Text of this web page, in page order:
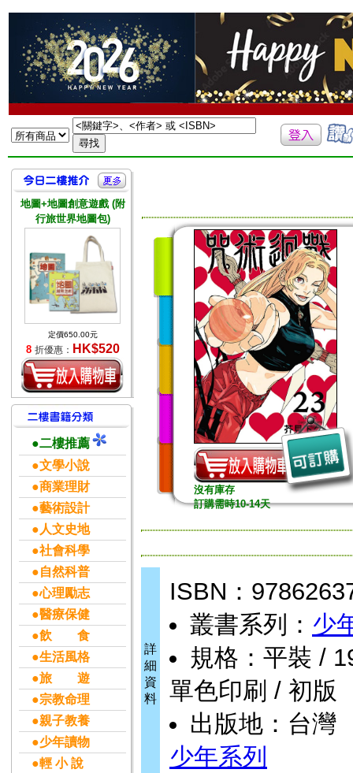
地圖+地圖創意遊戲 (附
行旅世界地圖包)
定價650.00元
8 折優惠： HK$520
●二樓推薦
●文學小說
●商業理財
●藝術設計
●人文史地
●社會科學
●自然科普
●心理勵志
●醫療保健
●飲 食
●生活風格
●旅 遊
●宗教命理
●親子教養
●少年讀物
●輕 小 說
沒有庫存
訂購需時10-14天
詳
細
資
料
ISBN：
叢書系列： 少
規格：平裝 /
單色印刷 / 初版
出版地：台灣
少年系列